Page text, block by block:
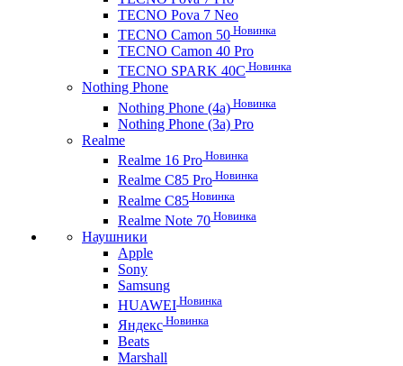
TECNO Pova 7 Neo
TECNO Camon 50 Новинка
TECNO Camon 40 Pro
TECNO SPARK 40C Новинка
Nothing Phone
Nothing Phone (4a) Новинка
Nothing Phone (3a) Pro
Realme
Realme 16 Pro Новинка
Realme C85 Pro Новинка
Realme C85 Новинка
Realme Note 70 Новинка
Наушники
Apple
Sony
Samsung
HUAWEI Новинка
Яндекс Новинка
Beats
Marshall